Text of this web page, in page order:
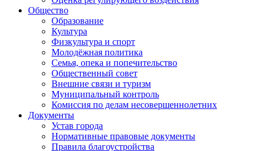
Общество
Образование
Культура
Физкультура и спорт
Молодёжная политика
Семья, опека и попечительство
Общественный совет
Внешние связи и туризм
Муниципальный контроль
Комиссия по делам несовершеннолетних
Документы
Устав города
Нормативные правовые документы
Правила благоустройства